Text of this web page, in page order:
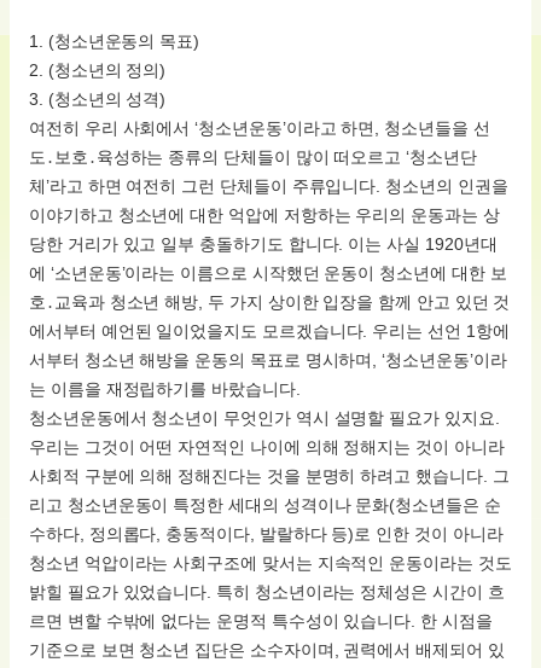
1. (청소년운동의 목표)
2. (청소년의 정의)
3. (청소년의 성격)
여전히 우리 사회에서 ‘청소년운동’이라고 하면, 청소년들을 선
도․보호․육성하는 종류의 단체들이 많이 떠오르고 ‘청소년단
체’라고 하면 여전히 그런 단체들이 주류입니다. 청소년의 인권을
이야기하고 청소년에 대한 억압에 저항하는 우리의 운동과는 상
당한 거리가 있고 일부 충돌하기도 합니다. 이는 사실 1920년대
에 ‘소년운동’이라는 이름으로 시작했던 운동이 청소년에 대한 보
호․교육과 청소년 해방, 두 가지 상이한 입장을 함께 안고 있던 것
에서부터 예언된 일이었을지도 모르겠습니다. 우리는 선언 1항에
서부터 청소년 해방을 운동의 목표로 명시하며, ‘청소년운동’이라
는 이름을 재정립하기를 바랐습니다.
청소년운동에서 청소년이 무엇인가 역시 설명할 필요가 있지요.
우리는 그것이 어떤 자연적인 나이에 의해 정해지는 것이 아니라
사회적 구분에 의해 정해진다는 것을 분명히 하려고 했습니다. 그
리고 청소년운동이 특정한 세대의 성격이나 문화(청소년들은 순
수하다, 정의롭다, 충동적이다, 발랄하다 등)로 인한 것이 아니라
청소년 억압이라는 사회구조에 맞서는 지속적인 운동이라는 것도
밝힐 필요가 있었습니다. 특히 청소년이라는 정체성은 시간이 흐
르면 변할 수밖에 없다는 운명적 특수성이 있습니다. 한 시점을
기준으로 보면 청소년 집단은 소수자이며, 권력에서 배제되어 있